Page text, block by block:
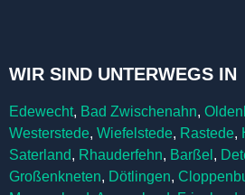
WIR SIND UNTERWEGS IN
Edewecht, Bad Zwischenahn,
Westerstede, Wiefelstede, Rastede,
Saterland, Rhauderfehn, Barßel ,
Großenkneten, Dötlingen,